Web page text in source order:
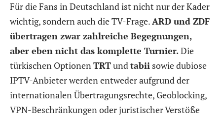
Für die Fans in Deutschland ist nicht nur der Kader
wichtig, sondern auch die TV-Frage.ARD und ZDF
übertragen zwar zahlreiche Begegnungen,
aber eben nicht das komplette Turnier.Die
türkischen OptionenTRTundtabii sowie dubiose
IPTV-Anbieter werden entweder aufgrund der
internationalen Übertragungsrechte, Geoblocking,
VPN-Beschränkungen oder juristischer Verstöße